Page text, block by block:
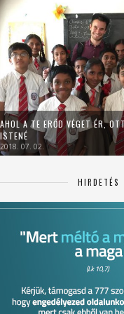
AHOL A TE ERŐD VÉGET ÉR,
ISTENÉ
2018. 07. 02.
HIRDETÉS